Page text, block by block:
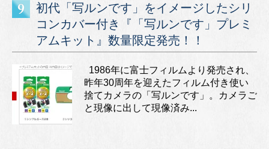
初代「写ルンです」をイメージしたシリ
コンカバー付き『「写ルンです」プレミ
アムキット』数量限定発売！！
1986年に富士フィルムより発売され、
昨年30周年を迎えたフィルム付き使い
捨てカメラの「写ルンです」。カメラご
と現像に出して現像済み...